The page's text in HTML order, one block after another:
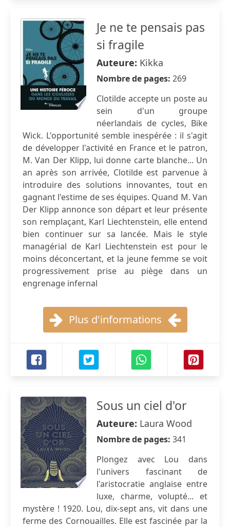
Je ne te pensais pas
si fragile
Auteure: Kikka
Nombre de pages: 269
Clotilde accepte un poste au
sein d'un groupe
néerlandais de cycles, Bike
Wick. L'opportunité semble inespérée : il s'agit
de développer l'activité en France et le patron,
M. Van Der Klipp, lui donne carte blanche... Un
an après son arrivée, Clotilde est parvenue à
introduire des solutions innovantes, tout en
gagnant l'estime de ses équipes. Quand M. Van
Der Klipp annonce son départ et leur présente
son remplaçant, Karl Liechtenstein, elle entend
bien continuer sur sa lancée. Mais le style
managérial de Karl Liechtenstein est pour le
moins déconcertant, et la jeune femme se voit
progressivement prise au piège dans un
engrenage infernal
Plus d'informations
Sous un ciel d'or
Auteure: Laura Wood
Nombre de pages: 341
Plongez avec Lou dans
l'univers fascinant de
l'aristocratie anglaise entre
luxe, charme, volupté... et
mystère ! 1920. Lou, dix-sept ans, vit dans une
ferme des Cornouailles. Elle est fascinée par la